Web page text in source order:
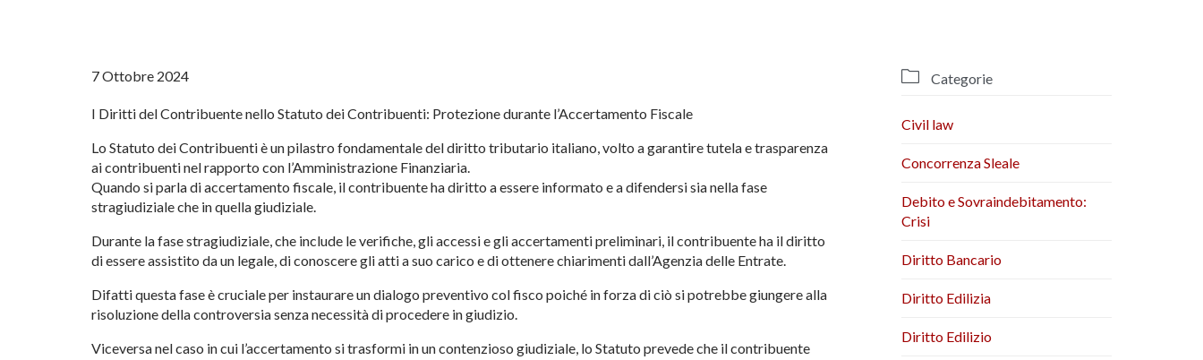
7 Ottobre 2024
I Diritti del Contribuente nello Statuto dei Contribuenti: Protezione durante l’Accertamento Fiscale
Lo Statuto dei Contribuenti è un pilastro fondamentale del diritto tributario italiano, volto a garantire tutela e trasparenza
ai contribuenti nel rapporto con l’Amministrazione Finanziaria.
Quando si parla di accertamento fiscale, il contribuente ha diritto a essere informato e a difendersi sia nella fase
stragiudiziale che in quella giudiziale.
Durante la fase stragiudiziale, che include le verifiche, gli accessi e gli accertamenti preliminari, il contribuente ha il diritto
di essere assistito da un legale, di conoscere gli atti a suo carico e di ottenere chiarimenti dall’Agenzia delle Entrate.
Difatti questa fase è cruciale per instaurare un dialogo preventivo col fisco poiché in forza di ciò si potrebbe giungere alla
risoluzione della controversia senza necessità di procedere in giudizio.
Viceversa nel caso in cui l’accertamento si trasformi in un contenzioso giudiziale, lo Statuto prevede che il contribuente
 Categorie
Civil law
Concorrenza Sleale
Debito e Sovraindebitamento:
Crisi
Diritto Bancario
Diritto Edilizia
Diritto Edilizio